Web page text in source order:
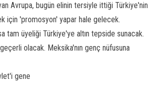
Avrupa, bugün elinin tersiyle ittiği Türkiye'nin
için 'promosyon' yapar hale gelecek.
tam üyeliği Türkiye'ye altın tepside sunacak.
olacak. Meksika'nın genç nüfusuna
gene